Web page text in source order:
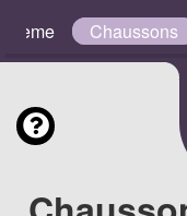
Chaussons